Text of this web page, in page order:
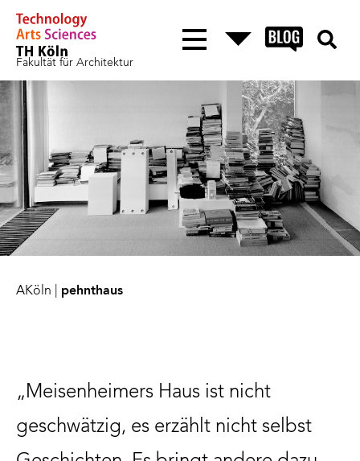
Fakultät für Architektur
AKöln pehnthaus
„Meisenheimers Haus ist nicht
geschwätzig, es erzählt nicht selbst